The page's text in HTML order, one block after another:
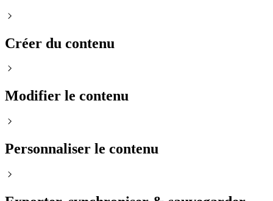
Créer du contenu
Modifier le contenu
Personnaliser le contenu